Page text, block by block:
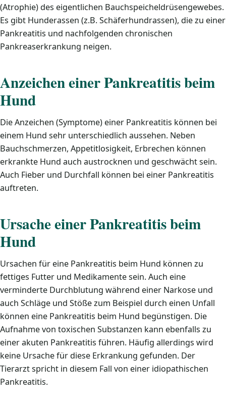
(Atrophie) des eigentlichen Bauchspeicheldrüsengewebes.
Es gibt Hunderassen (z.B. Schäferhundrassen), die zu einer
Pankreatitis und nachfolgenden chronischen
Pankreaserkrankung neigen.
Anzeichen einer Pankreatitis beim
Hund
Die Anzeichen (Symptome) einer Pankreatitis können bei
einem Hund sehr unterschiedlich aussehen. Neben
Bauchschmerzen, Appetitlosigkeit, Erbrechen können
erkrankte Hund auch austrocknen und geschwächt sein.
Auch Fieber und Durchfall können bei einer Pankreatitis
auftreten.
Ursache einer Pankreatitis beim
Hund
Ursachen für eine Pankreatitis beim Hund können zu
fettiges Futter und Medikamente sein. Auch eine
verminderte Durchblutung während einer Narkose und
auch Schläge und Stöße zum Beispiel durch einen Unfall
können eine Pankreatitis beim Hund begünstigen. Die
Aufnahme von toxischen Substanzen kann ebenfalls zu
einer akuten Pankreatitis führen. Häufig allerdings wird
keine Ursache für diese Erkrankung gefunden. Der
Tierarzt spricht in diesem Fall von einer idiopathischen
Pankreatitis.